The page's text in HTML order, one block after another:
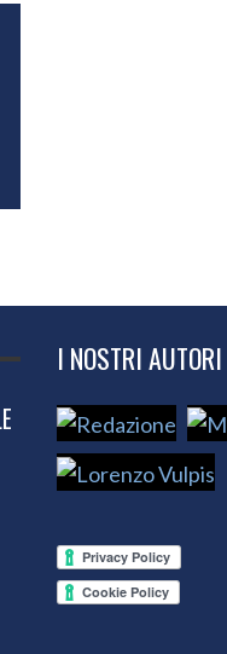
I NOSTRI AUTORI